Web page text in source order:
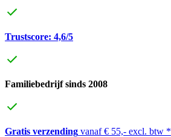
Trustscore: 4,6/5
Familiebedrijf sinds 2008
Gratis verzending vanaf € 55,- excl. btw *